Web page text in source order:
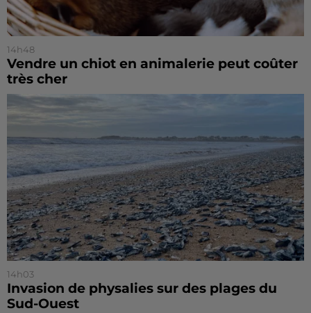
14h48
Vendre un chiot en animalerie peut coûter
très cher
14h03
Invasion de physalies sur des plages du
Sud-Ouest